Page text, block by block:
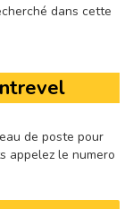
dans cette
de poste pour
appelez le numero